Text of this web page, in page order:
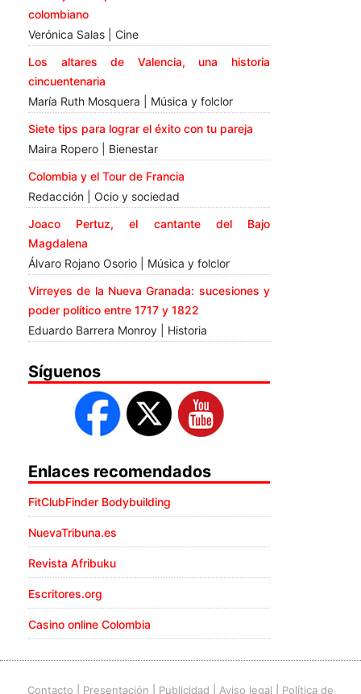
colombiano
Verónica Salas | Cine
Los altares de Valencia, una historia
cincuentenaria
María Ruth Mosquera | Música y folclor
Siete tips para lograr el éxito con tu pareja
Maira Ropero | Bienestar
Colombia y el Tour de Francia
Redacción | Ocio y sociedad
Joaco Pertuz, el cantante del Bajo
Magdalena
Álvaro Rojano Osorio | Música y folclor
Virreyes de la Nueva Granada: sucesiones y
poder político entre 1717 y 1822
Eduardo Barrera Monroy | Historia
Síguenos
Enlaces recomendados
FitClubFinder Bodybuilding
NuevaTribuna.es
Revista Afribuku
Escritores.org
Casino online Colombia
Contacto Presentación Publicidad Aviso legal Política de